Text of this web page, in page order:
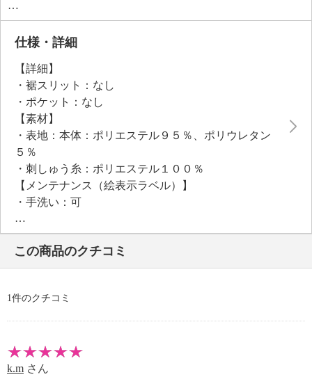
一枚で主役級になれる存在感がありながら、着まわし
力も抜群。
大人の女性のワードローブに寄り添う便利なアイテム
仕様・詳細
【詳細】
・裾スリット：なし
・ポケット：なし
【素材】
・表地：本体：ポリエステル９５％、ポリウレタン
５％
・刺しゅう糸：ポリエステル１００％
【メンテナンス（絵表示ラベル）】
・手洗い：可
・漂白処理：塩素系・酸素系漂白不可
・タンブル乾燥：不可
・自然乾燥：日陰の吊り干し
・アイロン仕上げ：可（低温）
・ウエットクリーニング：可
【個体差あり】
【原産国（地）】
・中国製
この商品のクチコミ
1件のクチコミ
k.m さん